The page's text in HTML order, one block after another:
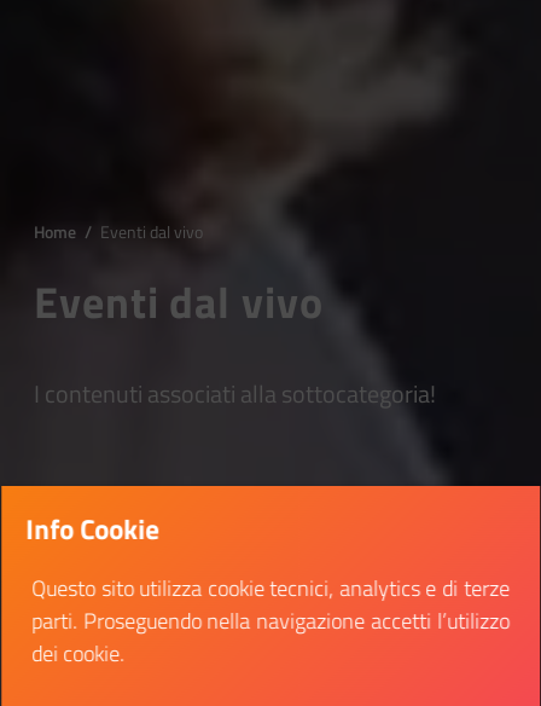
Home / Eventi dal vivo
Eventi dal vivo
I contenuti associati alla sottocategoria!
Info Cookie
Questo sito utilizza cookie tecnici, analytics e di terze
parti. Proseguendo nella navigazione accetti l’utilizzo
dei cookie.